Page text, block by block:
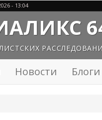
- 13:04
Новости Блоги